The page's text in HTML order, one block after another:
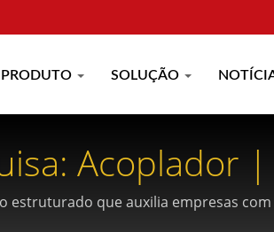
PRODUTO SOLUÇÃO
Acoplador
Cobre E
estruturado que auxilia empresas